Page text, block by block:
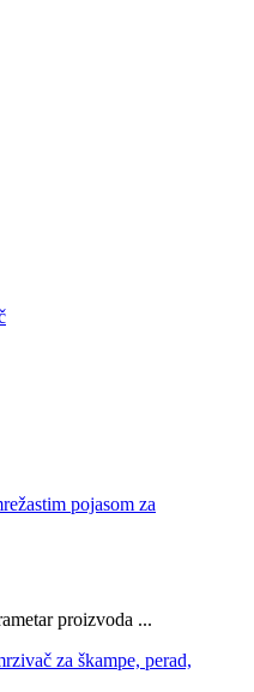
proizvoda ...